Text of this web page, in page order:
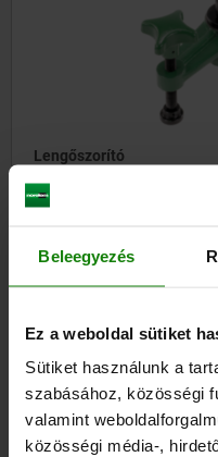
Beleegyezés
Ez a weboldal sütiket
Sütiket használunk a
szabásához, közösségi
valamint
közösségi média-,
Lengőszorító
kezdet77,10 €
hozzáértve szállítási költségek
04395-10